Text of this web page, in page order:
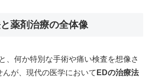
薬剤治療の全体像
、何か特別な手術や痛い検査を想像さ
んが、現代の医学において EDの治療法